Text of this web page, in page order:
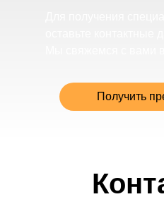
Получить